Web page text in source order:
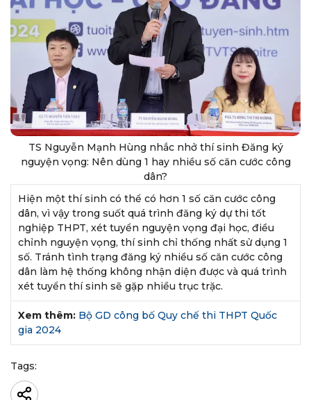
TS Nguyễn Mạnh Hùng nhắc nhở thí sinh Đăng ký
nguyện vọng: Nên dùng 1 hay nhiều số căn cước công
dân?
Hiện một thí sinh có thể có hơn 1 số căn cước công
dân, vì vậy trong suốt quá trình đăng ký dự thi tốt
nghiệp THPT, xét tuyển nguyện vọng đại học, điều
chỉnh nguyện vọng, thí sinh chỉ thống nhất sử dụng 1
số. Tránh tình trạng đăng ký nhiều số căn cước công
dân làm hệ thống không nhận diện được và quá trình
xét tuyển thí sinh sẽ gặp nhiều trục trặc.
Xem thêm: Bộ GD công bố Quy chế thi THPT Quốc
gia 2024
Tags: